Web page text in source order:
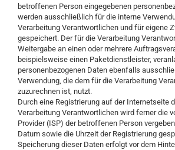
betroffenen Person eingegebenen
werden ausschließlich für die interne
Verarbeitung Verantwortlichen und für eigene
gespeichert. Der für die Verarbeitung
Weitergabe an einen oder mehrere
beispielsweise einen Paketdienstleister,
personenbezogenen Daten ebenfalls
Verwendung, die dem für die Verarbeitung
zuzurechnen ist, nutzt.
Durch eine Registrierung auf der Internetseite
Verarbeitung Verantwortlichen wird ferner die
Provider (ISP) der betroffenen Person
Datum sowie die Uhrzeit der Registrierung
Speicherung dieser Daten erfolgt vor dem